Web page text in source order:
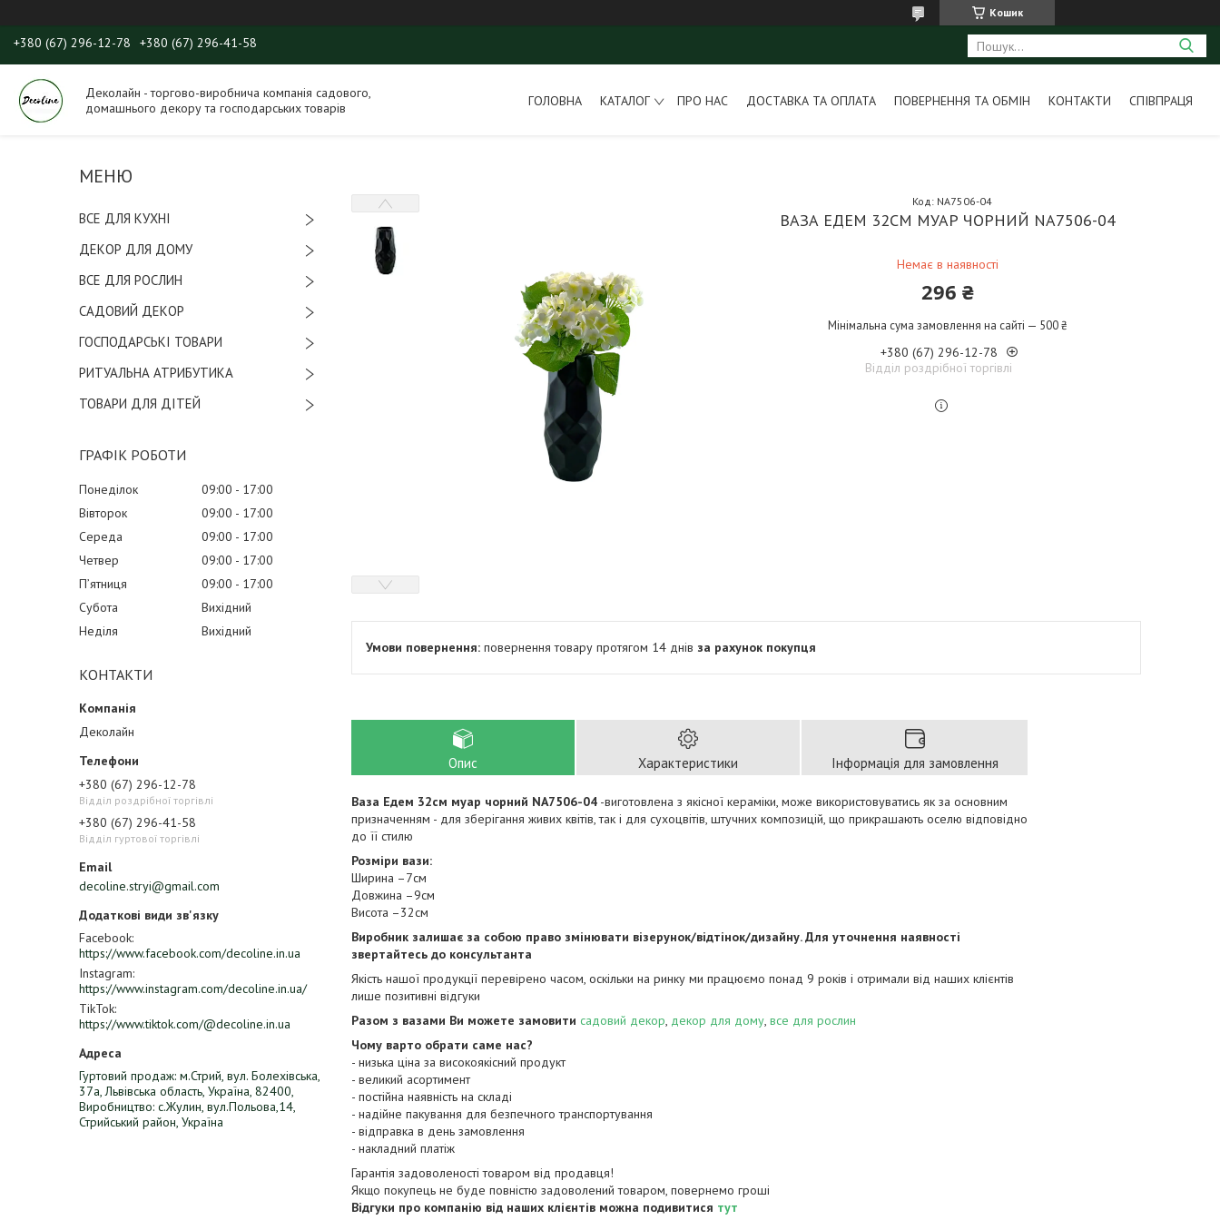
Кошик
+380 (67) 296-12-78 +380 (67) 296-41-58
Деколайн - торгово-виробнича компанія садового,
домашнього декору та господарських товарів
ГОЛОВНА КАТАЛОГ ПРО НАС ДОСТАВКА ТА ОПЛАТА ПОВЕРНЕННЯ ТА ОБМІН КОНТАКТИ СПІВПРАЦЯ
ВСЕ ДЛЯ КУХНІ
ДЕКОР ДЛЯ ДОМУ
ВСЕ ДЛЯ РОСЛИН
САДОВИЙ ДЕКОР
ГОСПОДАРСЬКІ ТОВАРИ
РИТУАЛЬНА АТРИБУТИКА
ТОВАРИ ДЛЯ ДІТЕЙ
ГРАФІК РОБОТИ
Понеділок 09:00
17:00
Вівторок
09:00
17:00
Середа
09:00
17:00
Четвер
09:00
17:00
Пʼятниця
09:00
17:00
Субота
Вихідний
Неділя
Вихідний
КОНТАКТИ
Деколайн
+380 (67) 296-12-78
Відділ роздрібної торгівлі
+380 (67) 296-41-58
Відділ гуртової торгівлі
decoline.stryi@gmail.com
Facebook
https://www.facebook.com/decoline.in.ua
Instagram
https://www.instagram.com/decoline.in.ua/
TikTok
https://www.tiktok.com/@decoline.in.ua
Гуртовий продаж: м.Стрий, вул. Болехівська,
37а, Львівська область, Україна, 82400,
Виробництво: с.Жулин, вул.Польова,14,
Стрийський район, Україна
ВАЗА ЕДЕМ 32СМ МУАР ЧОРНИЙ NA7506-04
Немає в наявності
Код: NA7506-04
296 ₴
Мінімальна сума замовлення на сайті — 500 ₴
+380 (67) 296-12-78
Відділ роздрібної торгівлі
повернення товару протягом 14 днів за рахунок покупця
Опис Характеристики Інформація для замовлення
Ваза Едем 32см муар чорний NA7506-04 -виготовлена з якісної кераміки, може використовуватись як за основним
призначенням - для зберігання живих квітів, так і для сухоцвітів, штучних композицій, що прикрашають оселю відповідно
до її стилю
Розміри вази:
Ширина –7см
Довжина –9см
Висота –32см
Виробник залишає за собою право змінювати візерунок/відтінок/дизайну. Для уточнення наявності
звертайтесь до консультанта
Якість нашої продукції перевірено часом, оскільки на ринку ми працюємо понад 9 років і отримали від наших клієнтів
лише позитивні відгуки
Разом з вазами Ви можете замовити садовий декор, декор для дому, все для рослин
Чому варто обрати саме нас?
- низька ціна за високоякісний продукт
- великий асортимент
- постійна наявність на складі
- надійне пакування для безпечного транспортування
- відправка в день замовлення
- накладний платіж
Гарантія задоволеності товаром від продавця!
Якщо покупець не буде повністю задоволений товаром, повернемо гроші
Відгуки про компанію від наших клієнтів можна подивитися тут